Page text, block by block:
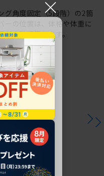
グ角度固定（5段階）の2箇
ーの位置は、体格や体重に
自動調節します。
×